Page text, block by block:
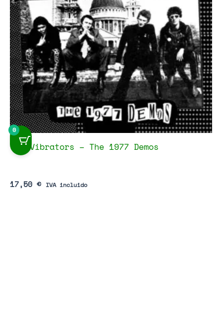
The Vibrators – The 1977 Demos
17,50 € IVA incluido
0